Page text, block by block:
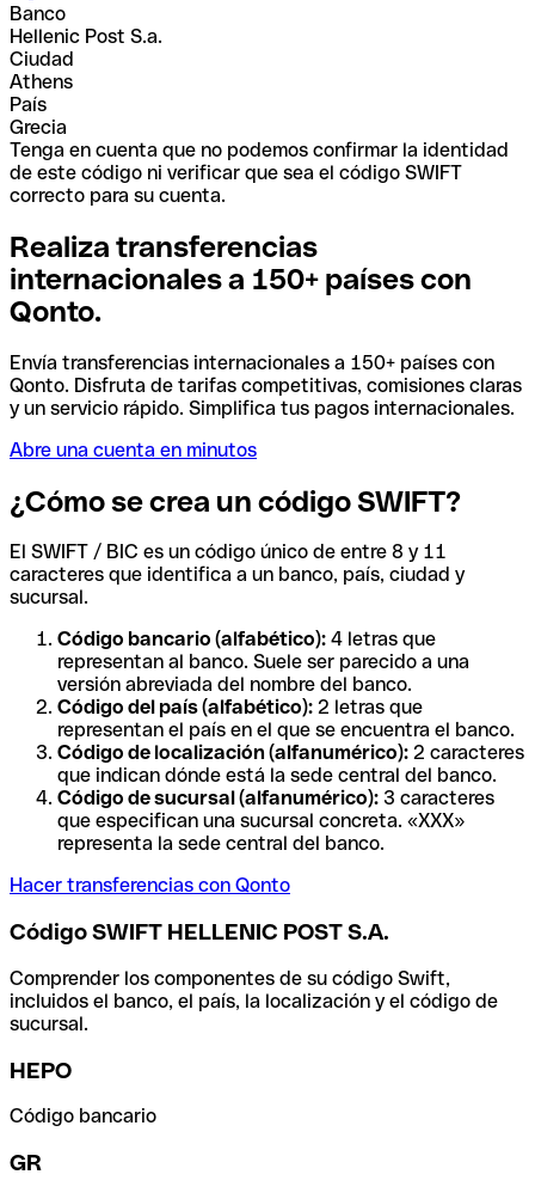
Banco
Hellenic Post S.a.
Ciudad
Athens
País
Grecia
Tenga en cuenta que no podemos confirmar la identidad
de este código ni verificar que sea el código SWIFT
correcto para su cuenta.
Realiza transferencias
internacionales a 150+ países con
Qonto.
Envía transferencias internacionales a 150+ países con
Qonto. Disfruta de tarifas competitivas, comisiones claras
y un servicio rápido. Simplifica tus pagos internacionales.
Abre una cuenta en minutos
¿Cómo se crea un código SWIFT?
El SWIFT / BIC es un código único de entre 8 y 11
caracteres que identifica a un banco, país, ciudad y
sucursal.
Código bancario (alfabético): 4 letras que
representan al banco. Suele ser parecido a una
versión abreviada del nombre del banco.
Código del país (alfabético): 2 letras que
representan el país en el que se encuentra el banco.
Código de localización (alfanumérico): 2 caracteres
que indican dónde está la sede central del banco.
Código de sucursal (alfanumérico): 3 caracteres
que especifican una sucursal concreta. «XXX»
representa la sede central del banco.
Hacer transferencias con Qonto
Código SWIFT HELLENIC POST S.A.
Comprender los componentes de su código Swift,
incluidos el banco, el país, la localización y el código de
sucursal.
HEPO
Código bancario
GR